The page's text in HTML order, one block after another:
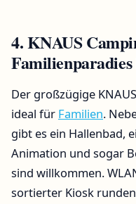
4. KNAUS
Der großzügige
ideal für Familien.
gibt es ein Hallenbad,
Animation und sogar
sind willkommen.
sortierter Kiosk